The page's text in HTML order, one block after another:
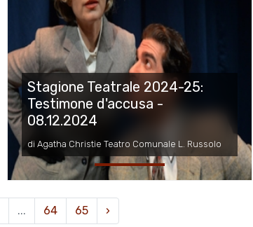
Stagione Teatrale 2024-25:
Testimone d'accusa -
08.12.2024
di Agatha Christie Teatro Comunale L. Russolo
... 64 65 ›